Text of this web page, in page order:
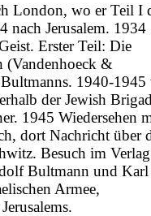
London, wo er Teil I
nach Jerusalem. 1934
Erster Teil: Die
(Vandenhoeck &
1940-1945
der Jewish
1945 Wiedersehen
dort Nachricht über
Besuch im Verlag
Bultmann und Karl
Armee,